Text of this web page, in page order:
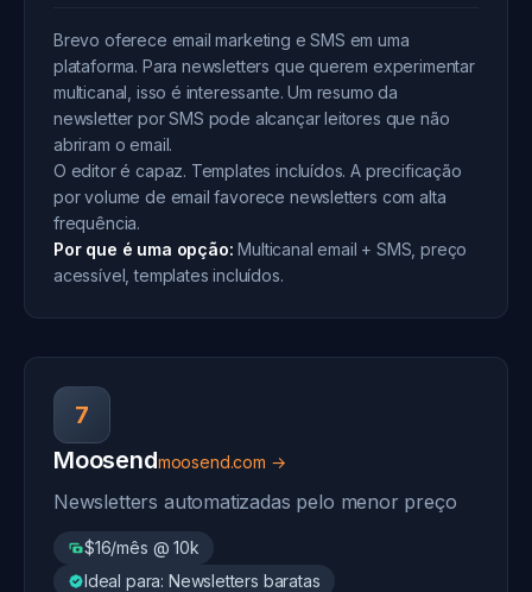
Brevo oferece email marketing e SMS em uma
plataforma. Para newsletters que querem experimentar
multicanal, isso é interessante. Um resumo da
newsletter por SMS pode alcançar leitores que não
abriram o email.
O editor é capaz. Templates incluídos. A precificação
por volume de email favorece newsletters com alta
frequência.
Por que é uma opção: Multicanal email + SMS, preço
acessível, templates incluídos.
7
Moosendmoosend.com →
Newsletters automatizadas pelo menor preço
$16/mês @ 10k
Ideal para: Newsletters baratas